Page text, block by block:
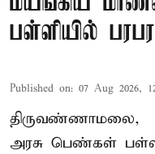
பள்ளியில்
Published on: 07 Aug 2026,
திருவண்ணாமலை,
அரசு பெண்கள்